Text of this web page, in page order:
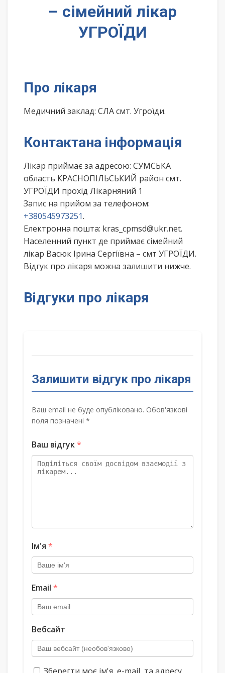
– сімейний лікар
УГРОЇДИ
Про лікаря
Медичний заклад: СЛА смт. Угроїди.
Контактана інформація
Лікар приймає за адресою: СУМСЬКА
область КРАСНОПІЛЬСЬКИЙ район смт.
УГРОЇДИ прохід Лікарняний 1
Запис на прийом за телефоном:
+380545973251.
Електронна пошта: kras_cpmsd@ukr.net.
Населенний пункт де приймає сімейний
лікар Васюк Ірина Сергіївна – смт УГРОЇДИ.
Відгук про лікаря можна залишити нижче.
Відгуки про лікаря
Залишити відгук про лікаря
Ваш email не буде опубліковано. Обов'язкові
поля позначені *
Ваш відгук*
Ім'я *
Email *
Вебсайт